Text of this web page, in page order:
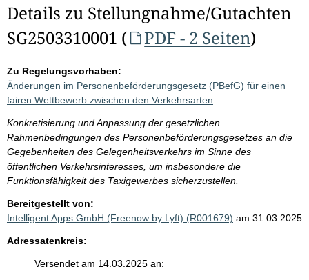
Details zu Stellungnahme/Gutachten
SG2503310001 (
PDF - 2 Seiten)
Zu Regelungsvorhaben:
Änderungen im Personenbeförderungsgesetz (PBefG) für einen
fairen Wettbewerb zwischen den Verkehrsarten
Konkretisierung und Anpassung der gesetzlichen
Rahmenbedingungen des Personenbeförderungsgesetzes an die
Gegebenheiten des Gelegenheitsverkehrs im Sinne des
öffentlichen Verkehrsinteresses, um insbesondere die
Funktionsfähigkeit des Taxigewerbes sicherzustellen.
Bereitgestellt von:
Intelligent Apps GmbH (Freenow by Lyft) (R001679) am 31.03.2025
Adressatenkreis:
Versendet am 14.03.2025 an: